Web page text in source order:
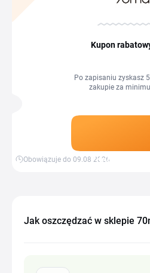
Kupon
Po zapisaniu zyskasz
zakupie za
Zdobądź
Obowiązuje do 09.08.2026
Jak oszczędzać w sklepie